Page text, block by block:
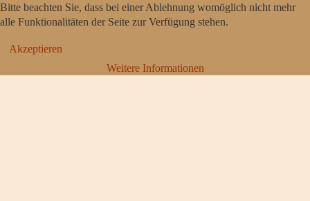
Bitte beachten Sie, dass bei einer Ablehnung womöglich nicht mehr
alle Funktionalitäten der Seite zur Verfügung stehen.
Akzeptieren
Weitere Informationen